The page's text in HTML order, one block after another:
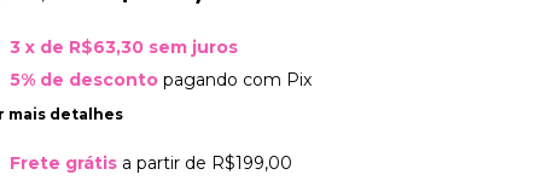
3 x de R$63,30 sem juros
5% de descontopagando com Pix
mais detalhes
Frete grátis a partir de R$199,00